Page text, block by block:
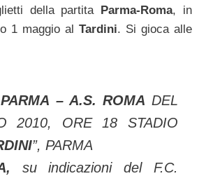
della partita Parma-Roma, in
1 maggio al Tardini. Si gioca alle
– A.S. ROMA DEL
2010, ORE 18 STADIO
”, PARMA
su indicazioni del F.C.